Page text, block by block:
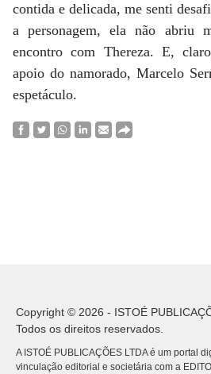
contida e delicada, me senti
a personagem, ela não abriu
encontro com Thereza. E,
apoio do namorado, Marcelo
espetáculo.
Copyright © 2026 - ISTOÉ
Todos os direitos reservados.
A ISTOÉ PUBLICAÇÕES LTDA é um portal
vinculação editorial e societária com a